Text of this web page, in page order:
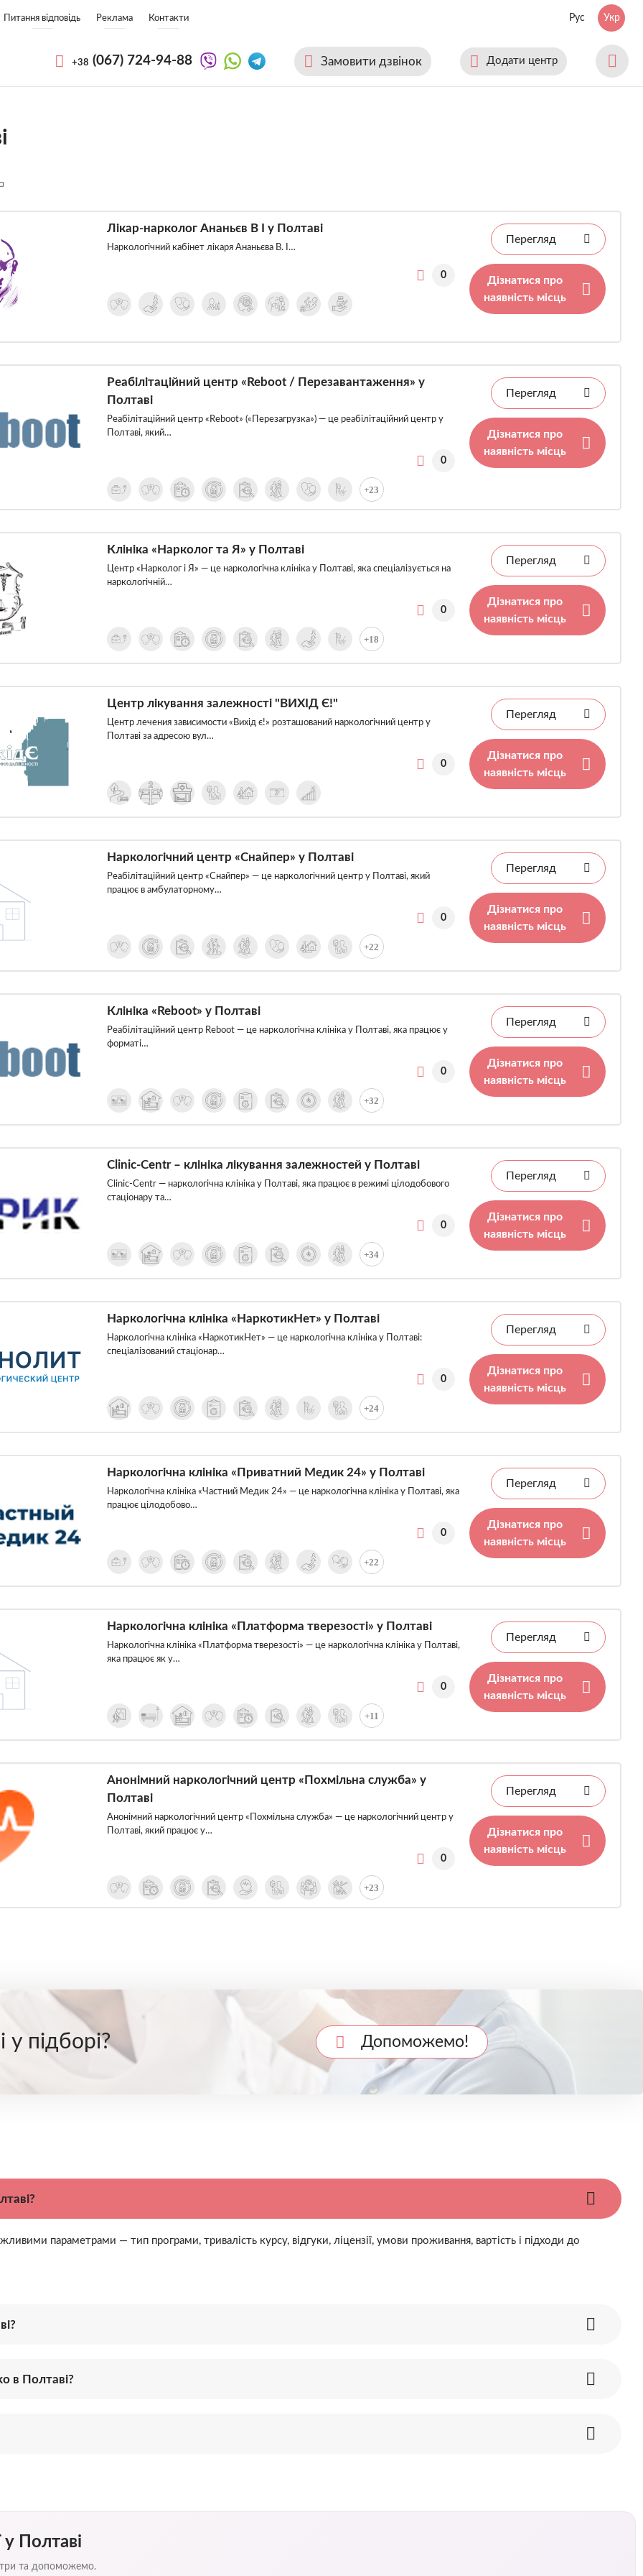
Питання відповідь Реклама Контакти Рус Укр
+38 (067) 724-94-88 Замовити дзвінок Додати центр
Лікар-нарколог Ананьєв В І у Полтаві
Наркологічний кабінет лікаря Ананьєва В. І…
0
Перегляд
Дізнатися про
наявність місць
Реабілітаційний центр «Reboot / Перезавантаження» у
Полтаві
Реабілітаційний центр «Reboot» («Перезагрузка») — це реабілітаційний центр у
Полтаві, який…
0
+23
Перегляд
Дізнатися про
наявність місць
Клініка «Нарколог та Я» у Полтаві
Центр «Нарколог і Я» — це наркологічна клініка у Полтаві, яка спеціалізується на
наркологічній…
0
+18
Перегляд
Дізнатися про
наявність місць
Центр лікування залежності "ВИХІД Є!"
Центр лечения зависимости «Вихід є!» розташований наркологічний центр у
Полтаві за адресою вул…
0
Перегляд
Дізнатися про
наявність місць
Наркологічний центр «Снайпер» у Полтаві
Реабілітаційний центр «Снайпер» — це наркологічний центр у Полтаві, який
працює в амбулаторному…
0
+22
Перегляд
Дізнатися про
наявність місць
Клініка «Reboot» у Полтаві
Реабілітаційний центр Reboot — це наркологічна клініка у Полтаві, яка працює у
форматі…
0
+32
Перегляд
Дізнатися про
наявність місць
Clinic-Centr – клініка лікування залежностей у Полтаві
Clinic-Centr — наркологічна клініка у Полтаві, яка працює в режимі цілодобового
стаціонару та…
0
+34
Перегляд
Дізнатися про
наявність місць
Наркологічна клініка «НаркотикНет» у Полтаві
Наркологічна клініка «НаркотикНет» — це наркологічна клініка у Полтаві:
спеціалізований стаціонар…
0
+24
Перегляд
Дізнатися про
наявність місць
Наркологічна клініка «Приватний Медик 24» у Полтаві
Наркологічна клініка «Частний Медик 24» — це наркологічна клініка у Полтаві, яка
працює цілодобово…
0
+22
Перегляд
Дізнатися про
наявність місць
Наркологічна клініка «Платформа тверезості» у Полтаві
Наркологічна клініка «Платформа тверезості» — це наркологічна клініка у Полтаві,
яка працює як у…
0
+11
Перегляд
Дізнатися про
наявність місць
Анонімний наркологічний центр «Похмільна служба» у
Полтаві
Анонімний наркологічний центр «Похмільна служба» — це наркологічний центр у
Полтаві, який працює у…
0
+23
Перегляд
Дізнатися про
наявність місць
у підборі? Допоможемо!
параметрами — тип програми, тривалість курсу, відгуки, ліцензії, умови проживання, вартість і підходи до
в Полтаві?
у Полтаві
та допоможемо.